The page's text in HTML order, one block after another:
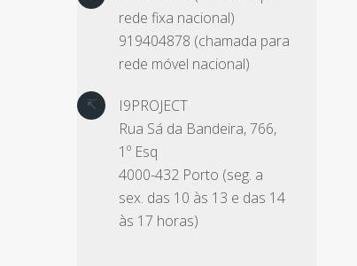
rede fixa nacional)
919404878 (chamada para
rede móvel nacional)
I9PROJECT
Rua Sá da Bandeira, 766,
1º Esq
4000-432 Porto (seg. a
sex. das 10 às 13 e das 14
às 17 horas)